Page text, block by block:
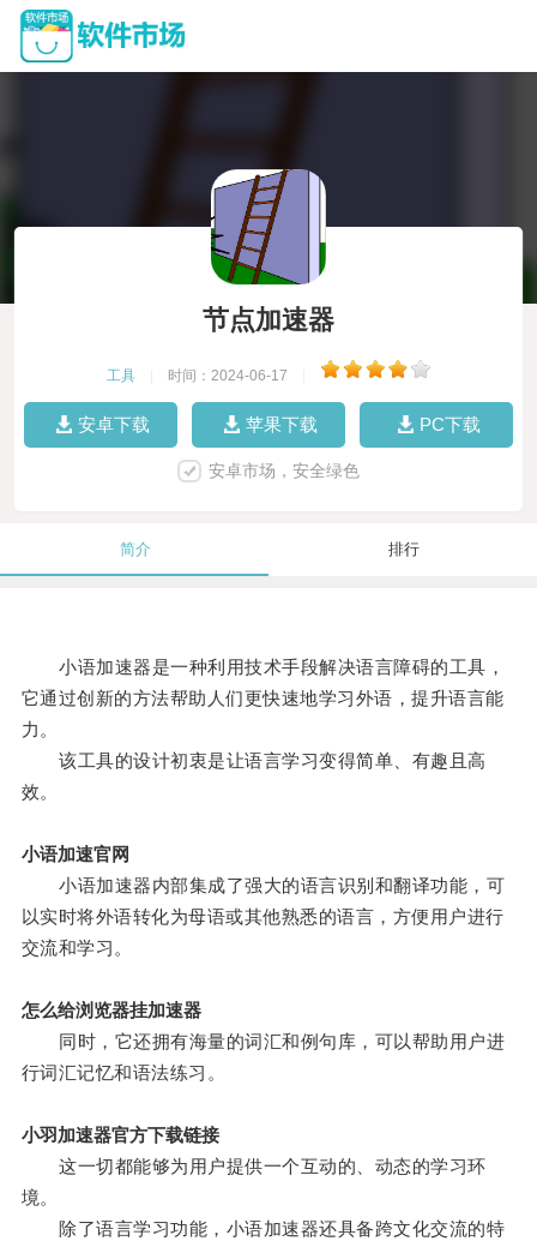
节点加速器
工具 时间：2024-06-17
安卓下载 苹果下载 PC下载
安卓市场，安全绿色
简介 排行
小语加速器是一种利用技术手段解决语言障碍的工具，
它通过创新的方法帮助人们更快速地学习外语，提升语言能
力。
该工具的设计初衷是让语言学习变得简单、有趣且高
效。
小语加速官网
小语加速器内部集成了强大的语言识别和翻译功能，可
以实时将外语转化为母语或其他熟悉的语言，方便用户进行
交流和学习。
怎么给浏览器挂加速器
同时，它还拥有海量的词汇和例句库，可以帮助用户进
行词汇记忆和语法练习。
小羽加速器官方下载链接
这一切都能够为用户提供一个互动的、动态的学习环
境。
除了语言学习功能，小语加速器还具备跨文化交流的特